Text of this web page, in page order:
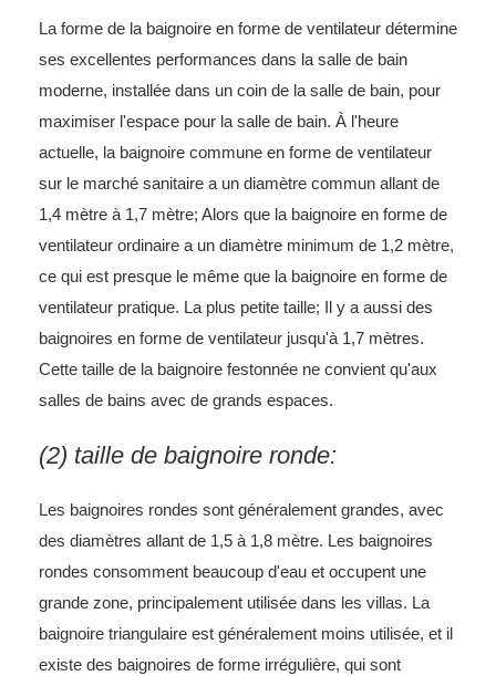
La forme de la baignoire en forme de ventilateur détermine
ses excellentes performances dans la salle de bain
moderne, installée dans un coin de la salle de bain, pour
maximiser l'espace pour la salle de bain. À l'heure
actuelle, la baignoire commune en forme de ventilateur
sur le marché sanitaire a un diamètre commun allant de
1,4 mètre à 1,7 mètre; Alors que la baignoire en forme de
ventilateur ordinaire a un diamètre minimum de 1,2 mètre,
ce qui est presque le même que la baignoire en forme de
ventilateur pratique. La plus petite taille; Il y a aussi des
baignoires en forme de ventilateur jusqu'à 1,7 mètres.
Cette taille de la baignoire festonnée ne convient qu'aux
salles de bains avec de grands espaces.
(2) taille de baignoire ronde:
Les baignoires rondes sont généralement grandes, avec
des diamètres allant de 1,5 à 1,8 mètre. Les baignoires
rondes consomment beaucoup d'eau et occupent une
grande zone, principalement utilisée dans les villas. La
baignoire triangulaire est généralement moins utilisée, et il
existe des baignoires de forme irrégulière, qui sont